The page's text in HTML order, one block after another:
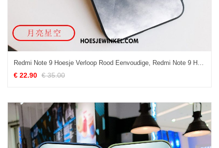
Redmi Note 9 Hoesje Verloop Rood Eenvoudige, Redmi Note 9 Hoesje Scheppend Wind Beige
€ 22.90 € 35.00